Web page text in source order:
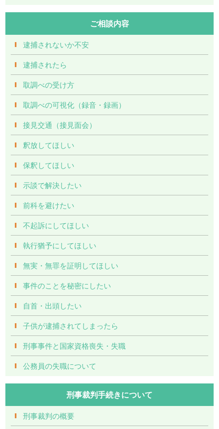
ご相談内容
逮捕されないか不安
逮捕されたら
取調べの受け方
取調べの可視化（録音・録画）
接見交通（接見面会）
釈放してほしい
保釈してほしい
示談で解決したい
前科を避けたい
不起訴にしてほしい
執行猶予にしてほしい
無実・無罪を証明してほしい
事件のことを秘密にしたい
自首・出頭したい
子供が逮捕されてしまったら
刑事事件と国家資格喪失・失職
公務員の失職について
刑事裁判手続きについて
刑事裁判の概要